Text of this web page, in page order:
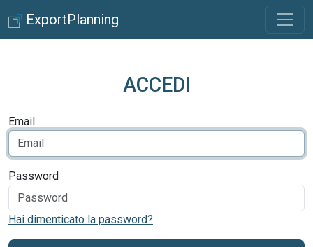
ExportPlanning
ACCEDI
Email
Password
Hai dimenticato la password?